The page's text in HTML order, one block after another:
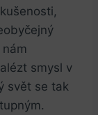
smysl v
svět se tak